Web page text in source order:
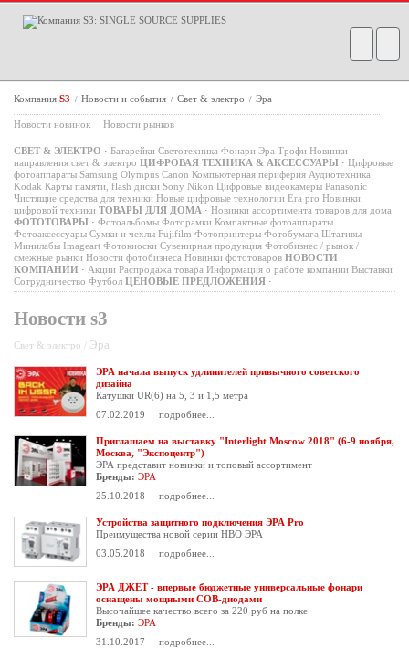
Компания S3 / Новости и события / Свет & электро / Эра
Новости новинок Новости рынков
СВЕТ & ЭЛЕКТРО · Батарейки Светотехника Фонари Эра Трофи Новинки
направления свет & электро ЦИФРОВАЯ ТЕХНИКА & АКСЕССУАРЫ · Цифровые
фотоаппараты Samsung Olympus Canon Компьютерная периферия Аудиотехника
Kodak Карты памяти, flash диски Sony Nikon Цифровые видеокамеры Panasonic
Чистящие средства для техники Новые цифровые технологии Era pro Новинки
цифровой техники ТОВАРЫ ДЛЯ ДОМА · Новинки ассортимента товаров для дома
ФОТОТОВАРЫ · Фотоальбомы Фоторамки Компактные фотоаппараты
Фотоаксессуары Сумки и чехлы Fujifilm Фотопринтеры Фотобумага Штативы
Минилабы Imageart Фотокиоски Сувенирная продукция Фотобизнес / рынок /
смежные рынки Новости фотобизнеса Новинки фототоваров НОВОСТИ
КОМПАНИИ · Акции Распродажа товара Информация о работе компании Выставки
Сотрудничество Футбол ЦЕНОВЫЕ ПРЕДЛОЖЕНИЯ ·
Новости s3
Свет & электро / Эра
ЭРА начала выпуск удлинителей привычного советского
дизайна
Катушки UR(6) на 5, 3 и 1,5 метра
07.02.2019
подробнее...
Приглашаем на выставку "Interlight Moscow 2018" (6-9 ноября,
Москва, "Экспоцентр")
ЭРА представит новинки и топовый ассортимент
Бренды: ЭРА
25.10.2018
подробнее...
Устройства защитного подключения ЭРА Pro
Преимущества новой серии НВО ЭРА
03.05.2018
подробнее...
ЭРА ДЖЕТ - впервые бюджетные универсальные фонари
оснащены мощными СОВ-диодами
Высочайшее качество всего за 220 руб на полке
Бренды: ЭРА
31.10.2017
подробнее...